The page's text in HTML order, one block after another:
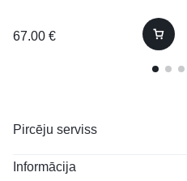
67.00 €
Pircēju serviss
Informācija